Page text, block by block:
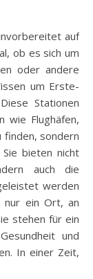
ob es sich um
oder andere
um Erste-
Stationen
wie Flughäfen,
finden, sondern
Sie bieten nicht
auch die
werden
nur ein Ort, an
stehen für ein
und
In einer Zeit,